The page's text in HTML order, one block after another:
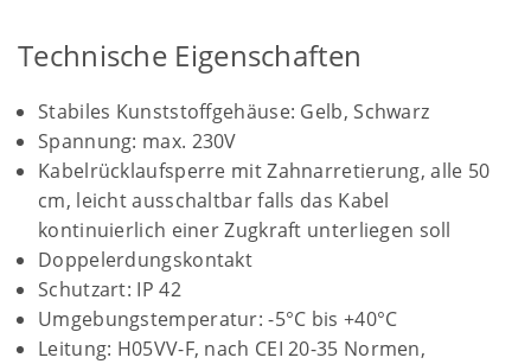
Technische Eigenschaften
Stabiles Kunststoffgehäuse: Gelb, Schwarz
Spannung: max. 230V
Kabelrücklaufsperre mit Zahnarretierung, alle 50
cm, leicht ausschaltbar falls das Kabel
kontinuierlich einer Zugkraft unterliegen soll
Doppelerdungskontakt
Schutzart: IP 42
Umgebungstemperatur: -5°C bis +40°C
Leitung: H05VV-F, nach CEI 20-35 Normen,